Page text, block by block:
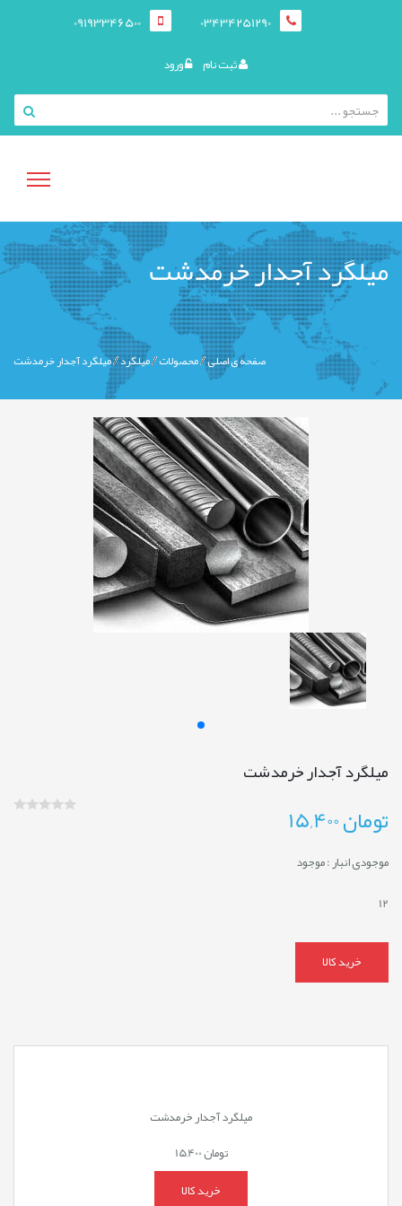
03434251290
09193346500
ثبت نام ورود
منوی
کاربری
میلگرد آجدار خرمدشت
صفحه ی اصلی محصولات میلگرد میلگرد آجدار خرمدشت
میلگرد آجدار خرمدشت
تومان
موجودی انبار :موجود
12
خرید کالا
میلگرد آجدار خرمدشت
تومان15,400
خرید کالا